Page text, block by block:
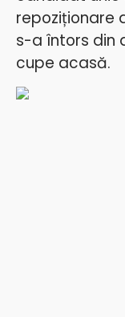
repoziționare
s-a întors din
cupe acasă.